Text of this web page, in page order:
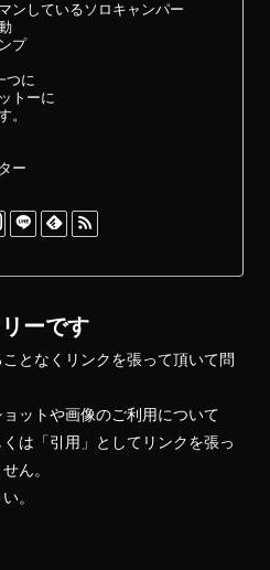
ンしているソロキャンパー
プ
つに
トーに
。
ー
ーです
となくリンクを張って頂いて問
ットや画像のご利用について
は「引用」としてリンクを張っ
ん。
。